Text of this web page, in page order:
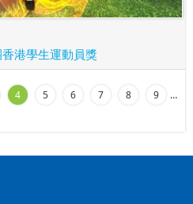
港學生運動員獎
4 5 6 7 8 9 …